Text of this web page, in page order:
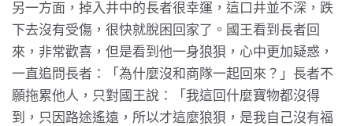
另一方面，掉入井中的長者很幸運，這口井並不深，跌
下去沒有受傷，很快就脫困回家了。國王看到長者回
來，非常歡喜，但是看到他一身狼狽，心中更加疑惑，
一直追問長者：「為什麼沒和商隊一起回來？」長者不
願拖累他人，只對國王說：「我這回什麼寶物都沒得
到，只因路途遙遠，所以才這麼狼狽，是我自己沒有福